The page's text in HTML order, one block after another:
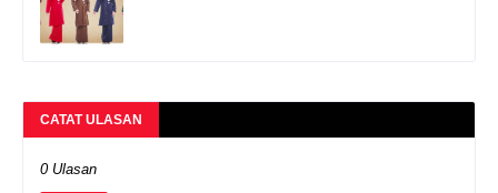
CATAT ULASAN
0 Ulasan